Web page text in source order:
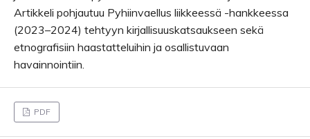
Artikkeli pohjautuu Pyhiinvaellus liikkeessä -hankkeessa
(2023–2024) tehtyyn kirjallisuuskatsaukseen sekä
etnografisiin haastatteluihin ja osallistuvaan
havainnointiin.
PDF